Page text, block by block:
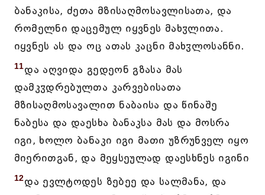
ბანაკისა, ძეთა მზისაღმოსავლისათა, და
რომელნი დაცემულ იყვნეს მახჳლითა.
იყვნეს ას და ოც ათას კაცნი მახჳლოსანნი.
11და აღვიდა გედეონ გზასა მას
დამკჳდრებულთა კარვებისათა
მზისაღმოსავალით ნაბაისა და წინაშე
ნაბესა და დაესხა ბანაკსა მას და მოსრა
იგი, ხოლო ბანაკი იგი მათი უზრუნველ იყო
მიერითგან, და მეყსეულად დაესხნეს იგინი
12და ევლტოდეს ზებეე და სალმანა, და